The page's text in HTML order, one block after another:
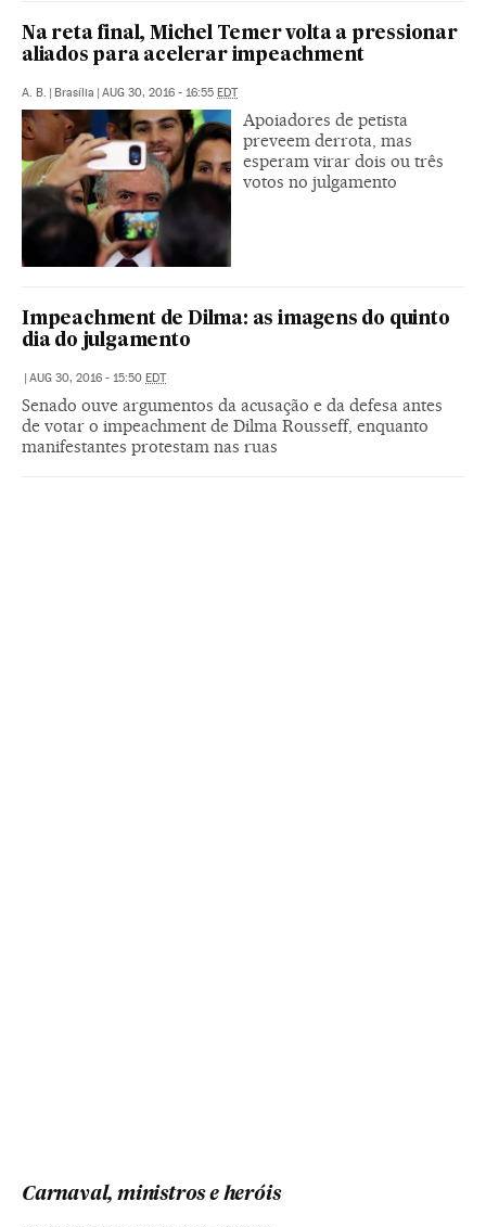
Na reta final, Michel Temer volta a pressionar
aliados para acelerar impeachment
A. B. | Brasília | AUG 30, 2016 - 16:55 EDT
Apoiadores de petista
preveem derrota, mas
esperam virar dois ou três
votos no julgamento
Impeachment de Dilma: as imagens do quinto
dia do julgamento
| AUG 30, 2016 - 15:50 EDT
Senado ouve argumentos da acusação e da defesa antes
de votar o impeachment de Dilma Rousseff, enquanto
manifestantes protestam nas ruas
Carnaval, ministros e heróis